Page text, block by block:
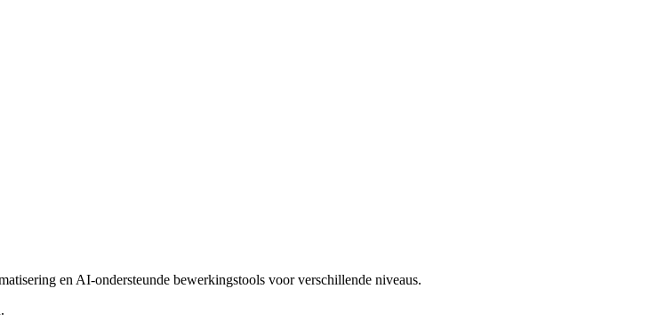
en AI-ondersteunde bewerkingstools voor verschillende niveaus.